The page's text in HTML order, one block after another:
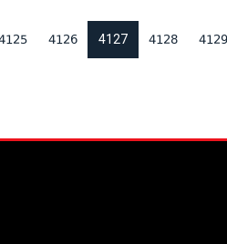
4126 4127 4128 4129